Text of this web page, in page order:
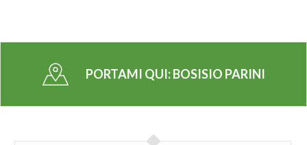
PORTAMI QUI:BOSISIO PARINI